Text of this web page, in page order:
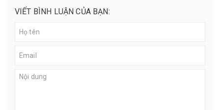
VIẾT BÌNH LUẬN CỦA BẠN: